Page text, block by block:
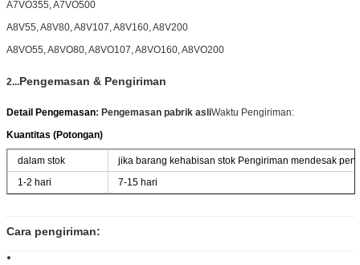
A7VO355, A7VO500
A8V55, A8V80, A8V107, A8V160, A8V200
A8VO55, A8VO80, A8VO107, A8VO160, A8VO200
2...Pengemasan & Pengiriman
Detail Pengemasan: Pengemasan pabrik asliWaktu Pengiriman:
Kuantitas (Potongan)
dalam stok
jika barang kehabisan stok Pengiriman mendesak
1-2 hari
7-15 hari
Cara pengiriman: